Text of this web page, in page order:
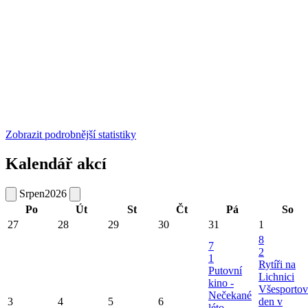
Zobrazit podrobnější statistiky
Kalendář akcí
Srpen2026
Po
Út St Čt Pá
So
27
28 29 30 31 1
3 4 5 6
7
1
Putovní
kino -
Nečekané
8
2
Rytíři na
Lichnici
den v